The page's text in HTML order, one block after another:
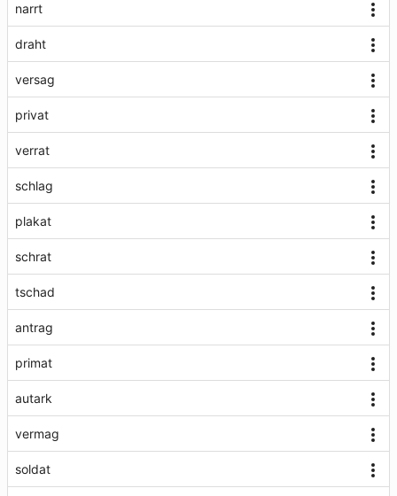
narrt
draht
versag
privat
verrat
schlag
plakat
schrat
tschad
antrag
primat
autark
vermag
soldat